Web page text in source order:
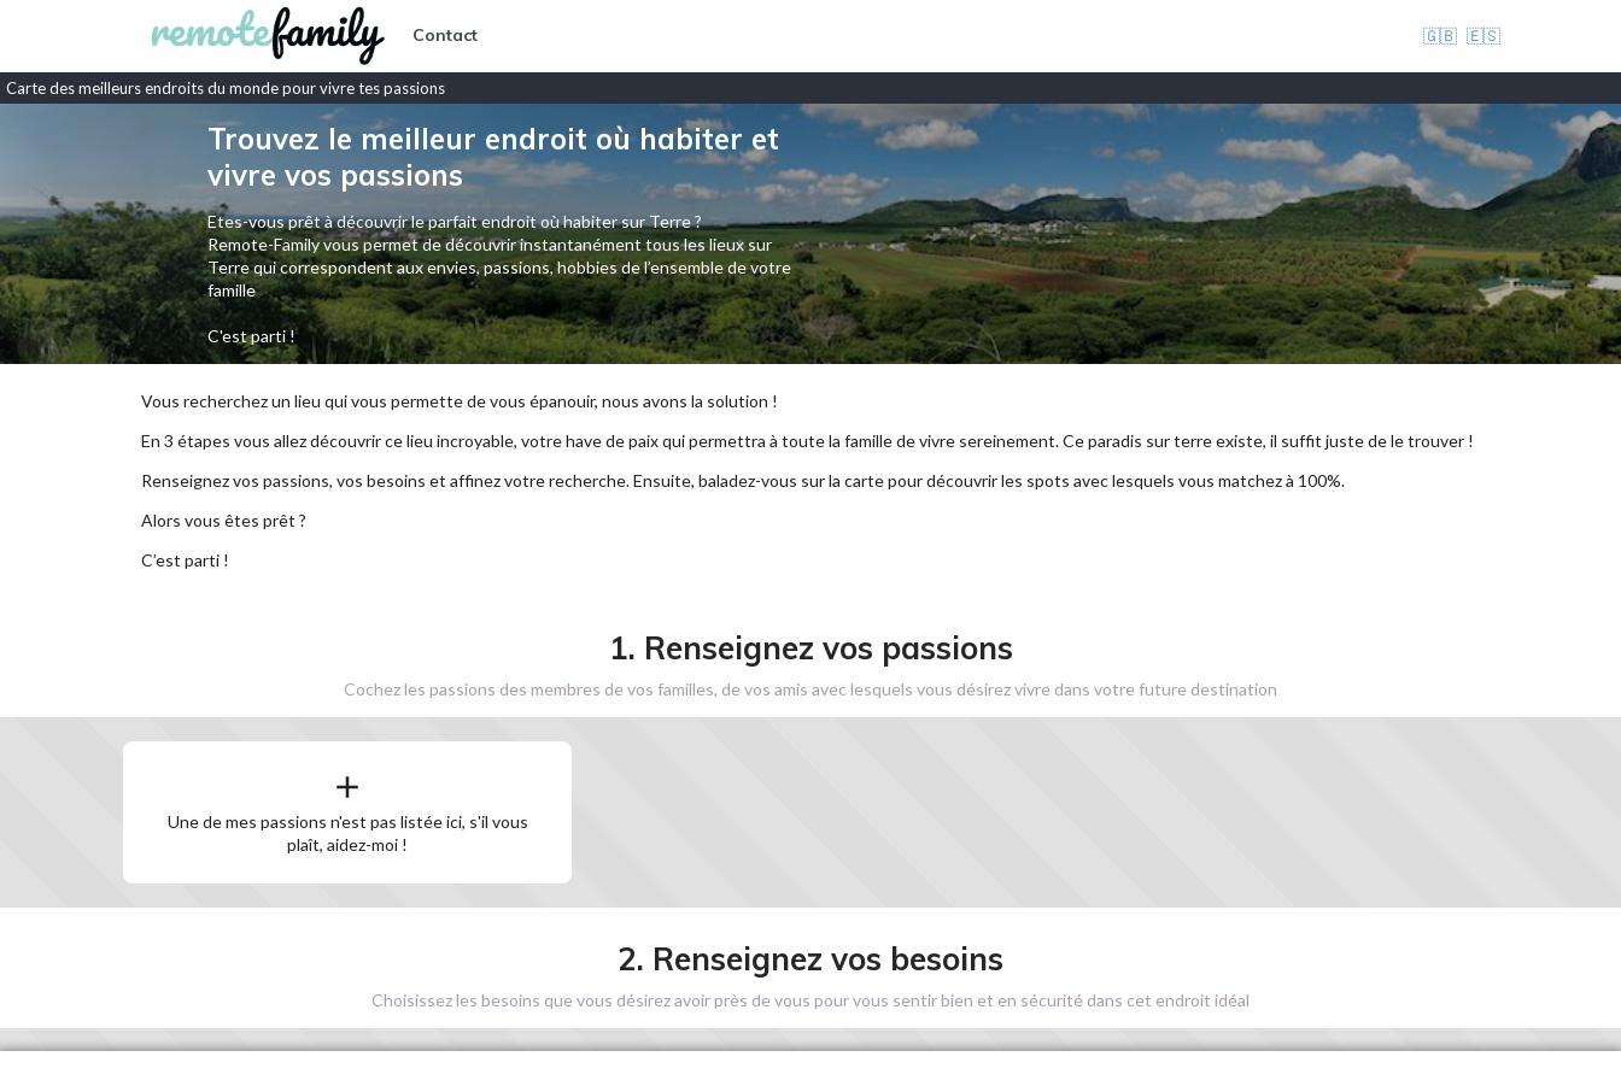
Contact 🇬🇧 🇪🇸
Carte des meilleurs endroits du monde pour vivre tes passions
Trouvez le meilleur endroit où habiter et
vivre vos passions
Etes-vous prêt à découvrir le parfait endroit où habiter sur Terre ?
Remote-Family vous permet de découvrir instantanément tous les lieux sur
Terre qui correspondent aux envies, passions, hobbies de l’ensemble de votre
famille
C'est parti !
Vous recherchez un lieu qui vous permette de vous épanouir, nous avons la solution !
En 3 étapes vous allez découvrir ce lieu incroyable, votre have de paix qui permettra à toute la famille de vivre sereinement. Ce paradis sur terre existe, il suffit juste de le trouver !
Renseignez vos passions, vos besoins et affinez votre recherche. Ensuite, baladez-vous sur la carte pour découvrir les spots avec lesquels vous matchez à 100%.
Alors vous êtes prêt ?
C’est parti !
1. Renseignez vos passions
Cochez les passions des membres de vos familles, de vos amis avec lesquels vous désirez vivre dans votre future destination
Une de mes passions n'est pas listée ici, s'il vous
plaît, aidez-moi !
2. Renseignez vos besoins
Choisissez les besoins que vous désirez avoir près de vous pour vous sentir bien et en sécurité dans cet endroit idéal